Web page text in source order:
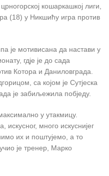
кошаркашкој лиги,
(18) у Никшићу игра против
је мотивисана да настави у
гдје је до сада
Котора и Даниловграда.
са којом је Сутјеска
је забиљежила побједу.
у утакмицу.
много искуснијег
их и поштујемо, а то
је тренер, Марко